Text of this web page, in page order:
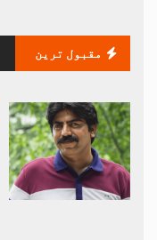
مقبول ترین